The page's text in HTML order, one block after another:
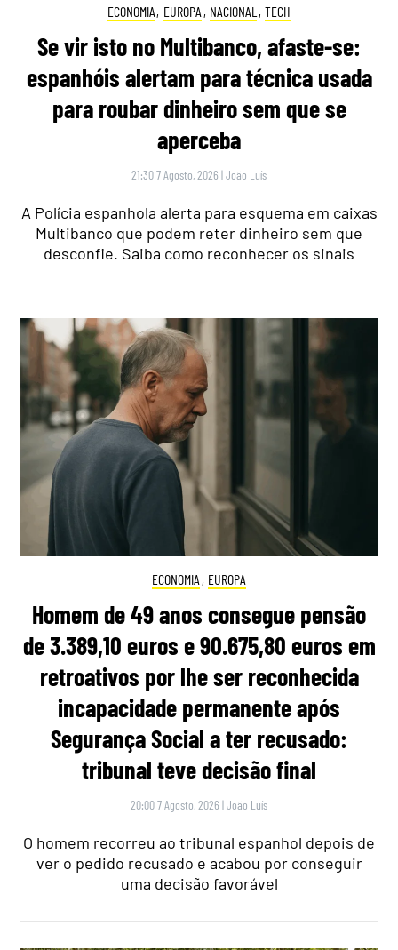
ECONOMIA, EUROPA , NACIONAL , TECH
Se vir isto no Multibanco, afaste-se:
espanhóis alertam para técnica usada
para roubar dinheiro sem que se
aperceba
21:30 7 Agosto, 2026 |João Luís
A Polícia espanhola alerta para esquema em caixas
Multibanco que podem reter dinheiro sem que
desconfie. Saiba como reconhecer os sinais
ECONOMIA , EUROPA
Homem de 49 anos consegue pensão
de 3.389,10 euros e 90.675,80 euros em
retroativos por lhe ser reconhecida
incapacidade permanente após
Segurança Social a ter recusado:
tribunal teve decisão final
20:00 7 Agosto, 2026 |João Luís
O homem recorreu ao tribunal espanhol depois de
ver o pedido recusado e acabou por conseguir
uma decisão favorável